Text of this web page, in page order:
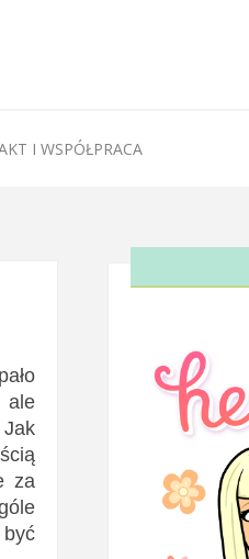
I WSPÓŁPRACA
ale
za